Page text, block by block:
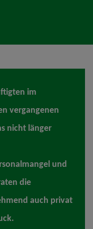
im
vergangenen
nicht länger
und
die
auch privat